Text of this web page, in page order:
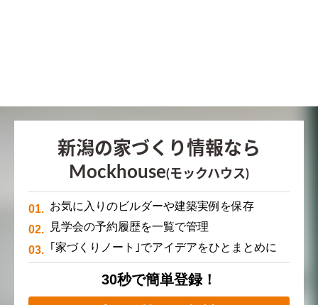
新潟の家づくり情報なら
Mockhouse(モックハウス)
お気に入りのビルダーや建築実例を保存
見学会の予約履歴を一覧で管理
｢家づくりノート｣でアイデアをひとまとめに
30秒で簡単登録！